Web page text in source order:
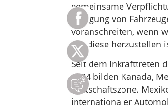
gemeinsame
Fertigung von
voranschreiten, wenn
um diese herzustellen
Seit dem Inkrafttreten
1994 bilden Kanada,
Wirtschaftszone.
internationaler